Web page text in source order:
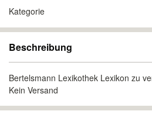
Kategorie
Beschreibung
Bertelsmann Lexikothek Lexikon zu
Kein Versand